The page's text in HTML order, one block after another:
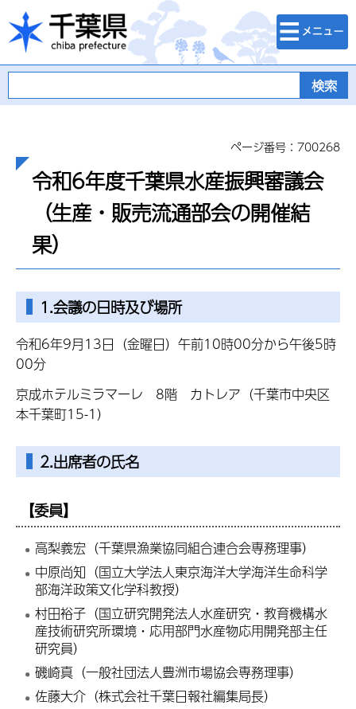
千葉県
検索・メニュ
ー
ページ番号：700268
令和6年度千葉県水産振興審議会
（生産・販売流通部会の開催結
果）
1.会議の日時及び場所
令和6年9月13日（金曜日）午前10時00分から午後5時
00分
京成ホテルミラマーレ 8階 カトレア（千葉市中央区
本千葉町15-1）
2.出席者の氏名
【委員】
高梨義宏（千葉県漁業協同組合連合会専務理事）
中原尚知（国立大学法人東京海洋大学海洋生命科学
部海洋政策文化学科教授）
村田裕子（国立研究開発法人水産研究・教育機構水
産技術研究所環境・応用部門水産物応用開発部主任
研究員）
磯崎真（一般社団法人豊洲市場協会専務理事）
佐藤大介（株式会社千葉日報社編集局長）